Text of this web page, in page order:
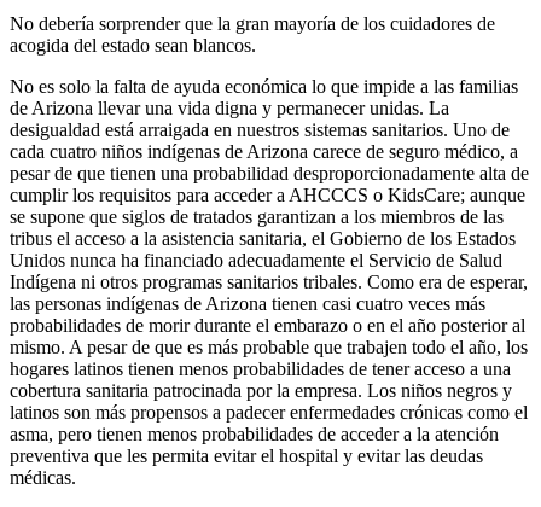
No debería sorprender que la gran mayoría de los cuidadores de
acogida del estado sean blancos.
No es solo la falta de ayuda económica lo que impide a las familias
de Arizona llevar una vida digna y permanecer unidas. La
desigualdad está arraigada en nuestros sistemas sanitarios. Uno de
cada cuatro niños indígenas de Arizona carece de seguro médico, a
pesar de que tienen una probabilidad desproporcionadamente alta de
cumplir los requisitos para acceder a AHCCCS o KidsCare; aunque
se supone que siglos de tratados garantizan a los miembros de las
tribus el acceso a la asistencia sanitaria, el Gobierno de los Estados
Unidos nunca ha financiado adecuadamente el Servicio de Salud
Indígena ni otros programas sanitarios tribales. Como era de esperar,
las personas indígenas de Arizona tienen casi cuatro veces más
probabilidades de morir durante el embarazo o en el año posterior al
mismo. A pesar de que es más probable que trabajen todo el año, los
hogares latinos tienen menos probabilidades de tener acceso a una
cobertura sanitaria patrocinada por la empresa. Los niños negros y
latinos son más propensos a padecer enfermedades crónicas como el
asma, pero tienen menos probabilidades de acceder a la atención
preventiva que les permita evitar el hospital y evitar las deudas
médicas.